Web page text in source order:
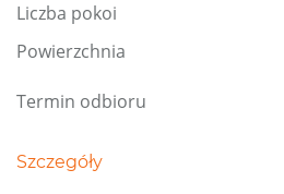
Liczba pokoi
Powierzchnia
Termin odbioru
Szczegóły